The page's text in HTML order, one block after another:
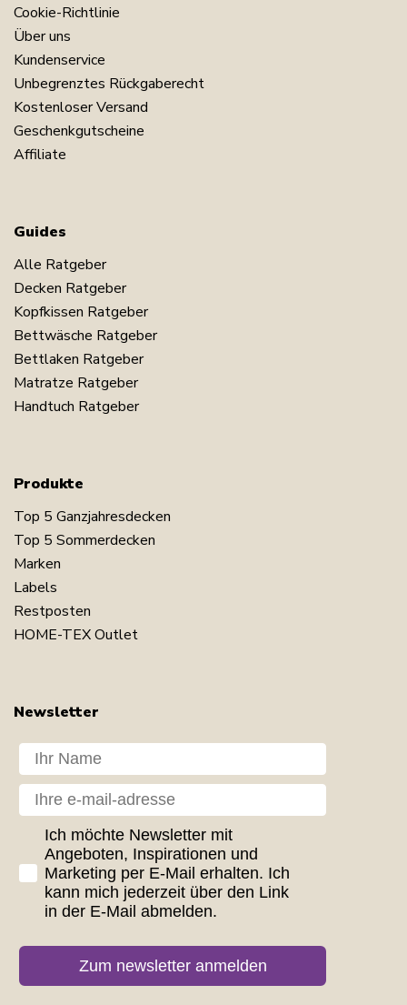
Cookie-Richtlinie
Über uns
Kundenservice
Unbegrenztes Rückgaberecht
Kostenloser Versand
Geschenkgutscheine
Affiliate
Guides
Alle Ratgeber
Decken Ratgeber
Kopfkissen Ratgeber
Bettwäsche Ratgeber
Bettlaken Ratgeber
Matratze Ratgeber
Handtuch Ratgeber
Produkte
Top 5 Ganzjahresdecken
Top 5 Sommerdecken
Marken
Labels
Restposten
HOME-TEX Outlet
Newsletter
Dit navn
Din e-mail
GDPR consent
Ich möchte Newsletter mit
Angeboten, Inspirationen und
Marketing per E-Mail erhalten. Ich
kann mich jederzeit über den Link
in der E-Mail abmelden.
Zum newsletter anmelden